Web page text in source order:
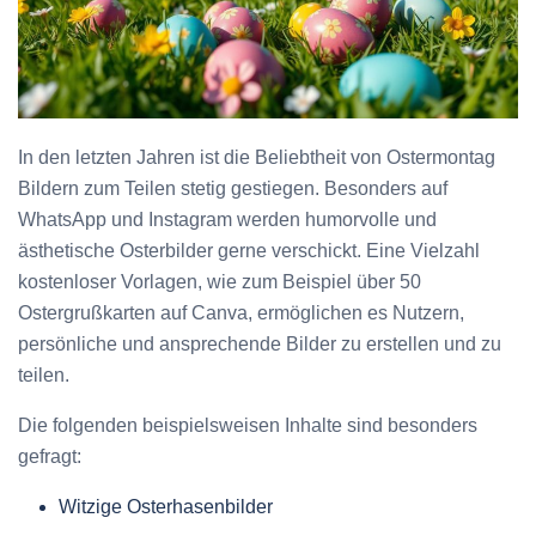
In den letzten Jahren ist die Beliebtheit von Ostermontag
Bildern zum Teilen stetig gestiegen. Besonders auf
WhatsApp und Instagram werden humorvolle und
ästhetische Osterbilder gerne verschickt. Eine Vielzahl
kostenloser Vorlagen, wie zum Beispiel über 50
Ostergrußkarten auf Canva, ermöglichen es Nutzern,
persönliche und ansprechende Bilder zu erstellen und zu
teilen.
Die folgenden beispielsweisen Inhalte sind besonders
gefragt:
Witzige Osterhasenbilder